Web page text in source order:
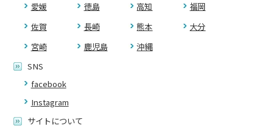
愛媛
徳島 高知
福岡
佐賀
長崎 熊本
大分
宮崎
鹿児島
沖縄
SNS
facebook
Instagram
サイトについて